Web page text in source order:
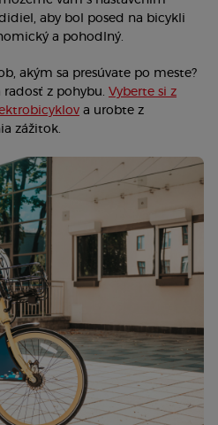
aby bol posed na bicykli
a pohodlný.
akým sa presúvate po meste?
z pohybu. Vyberte si z
a urobte z
zážitok.